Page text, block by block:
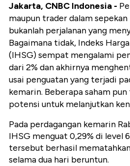
Jakarta, CNBC Indonesia -
maupun trader dalam
bukanlah perjalanan yang
Bagaimana tidak, Indeks
(IHSG) sempat mengalami
dari 2% dan akhirnya
usai penguatan yang terjadi
kemarin. Beberapa saham
potensi untuk melanjutkan
Pada perdagangan kemarin
IHSG menguat 0,29% di level
tersebut berhasil
selama dua hari beruntun.